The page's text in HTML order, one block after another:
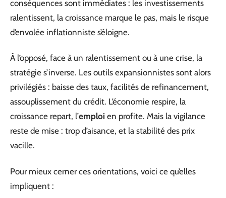
conséquences sont immédiates : les investissements
ralentissent, la croissance marque le pas, mais le risque
d’envolée inflationniste s’éloigne.
À l’opposé, face à un ralentissement ou à une crise, la
stratégie s’inverse. Les outils expansionnistes sont alors
privilégiés : baisse des taux, facilités de refinancement,
assouplissement du crédit. L’économie respire, la
croissance repart, l’emploi en profite. Mais la vigilance
reste de mise : trop d’aisance, et la stabilité des prix
vacille.
Pour mieux cerner ces orientations, voici ce qu’elles
impliquent :